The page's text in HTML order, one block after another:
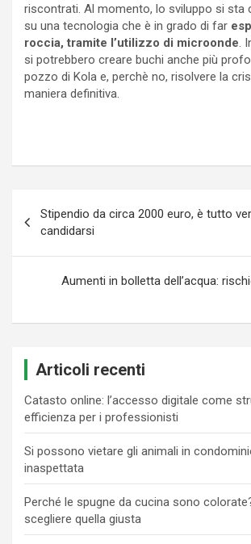
riscontrati. Al momento, lo sviluppo si sta
su una tecnologia che è in grado di far
roccia, tramite l’utilizzo di microonde .
si potrebbero creare buchi anche più
pozzo di Kola e, perchè no, risolvere la
maniera definitiva.
articoli
Stipendio da circa 2000 euro, è tutto
candidarsi
Aumenti in bolletta dell’acqua:
Articoli recenti
Catasto online: l’accesso digitale come
efficienza per i professionisti
Si possono vietare gli animali in
inaspettata
Perché le spugne da cucina sono
scegliere quella giusta